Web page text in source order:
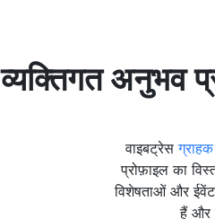
व्यक्तिगत अनुभव
वाइबट्रेस
प्रोफ़ाइल का
विशेषताओं और
हैं और